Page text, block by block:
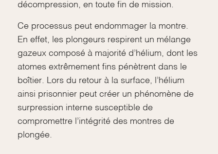
décompression, en toute fin de mission.
Ce processus peut endommager la montre.
En effet, les plongeurs respirent un mélange
gazeux composé à majorité d’hélium, dont les
atomes extrêmement fins pénètrent dans le
boîtier. Lors du retour à la surface, l’hélium
ainsi prisonnier peut créer un phénomène de
surpression interne susceptible de
compromettre l’intégrité des montres de
plongée.